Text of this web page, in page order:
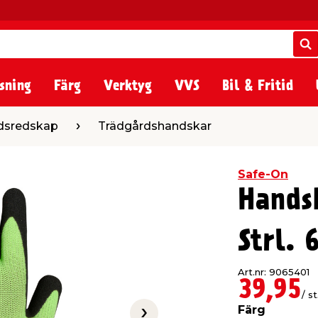
Färg Verktyg VVS Bil & Fritid
TrädgårdshandskarTrädgårdshandskar
Safe-On
Strl.
Art.nr: 9065401
39,95/ st.
Färg